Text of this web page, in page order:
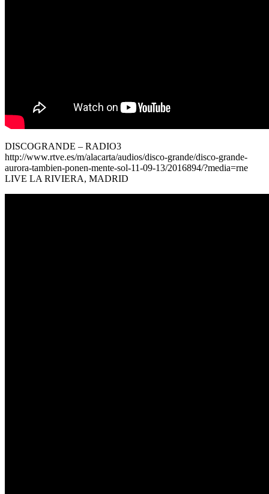
DISCOGRANDE – RADIO3
http://www.rtve.es/m/alacarta/audios/disco-grande/disco-grande-
aurora-tambien-ponen-mente-sol-11-09-13/2016894/?media=rne
LIVE LA RIVIERA, MADRID